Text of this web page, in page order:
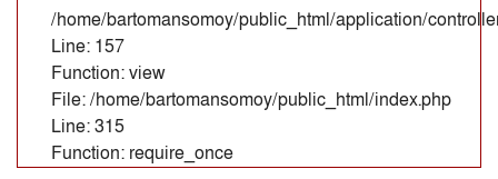
/home/bartomansomoy/public_html/application/
Line: 157
Function: view
File: /home/bartomansomoy/public_html/index.php
Line: 315
Function: require_once